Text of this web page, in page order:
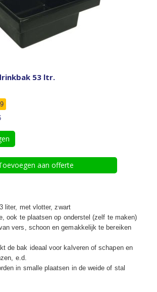
53 ltr.
aan offerte
liter, met vlotter, zwart
ook te plaatsen op onderstel (zelf te maken)
vers, schoon en gemakkelijk te bereiken
de bak ideaal voor kalveren of schapen en
e.d.
in smalle plaatsen in de weide of stal